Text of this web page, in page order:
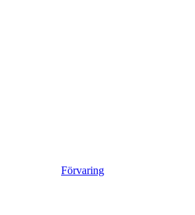
Förvaring